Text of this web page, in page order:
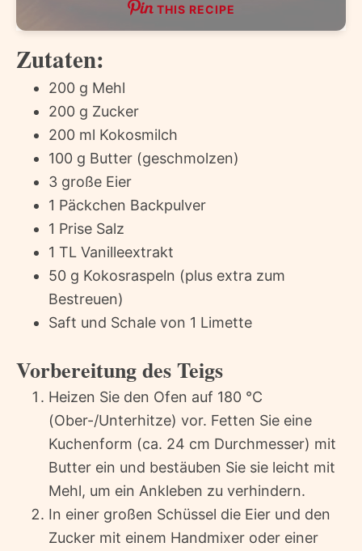
THIS RECIPE
Zutaten:
200 g Mehl
200 g Zucker
200 ml Kokosmilch
100 g Butter (geschmolzen)
3 große Eier
1 Päckchen Backpulver
1 Prise Salz
1 TL Vanilleextrakt
50 g Kokosraspeln (plus extra zum
Bestreuen)
Saft und Schale von 1 Limette
Vorbereitung des Teigs
Heizen Sie den Ofen auf 180 °C
(Ober-/Unterhitze) vor. Fetten Sie eine
Kuchenform (ca. 24 cm Durchmesser) mit
Butter ein und bestäuben Sie sie leicht mit
Mehl, um ein Ankleben zu verhindern.
In einer großen Schüssel die Eier und den
Zucker mit einem Handmixer oder einer